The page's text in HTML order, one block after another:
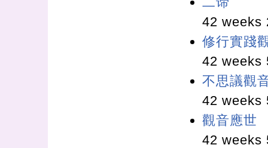
42 weeks
修行實踐
42 weeks
不思議觀
42 weeks
觀音應世
42 weeks